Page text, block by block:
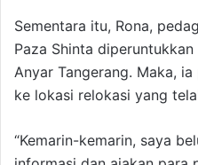
Sementara itu, Rona,
Paza Shinta
Anyar Tangerang. Maka,
ke lokasi relokasi yang
“Kemarin-kemarin, saya